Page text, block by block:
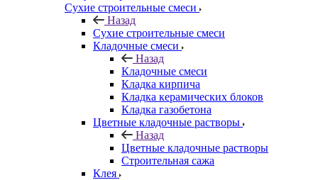
Сухие строительные смеси
Назад
Сухие строительные смеси
Кладочные смеси
Назад
Кладочные смеси
Кладка кирпича
Кладка керамических блоков
Кладка газобетона
Цветные кладочные растворы
Назад
Цветные кладочные растворы
Строительная сажа
Клея